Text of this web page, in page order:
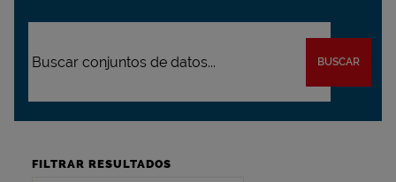
BUSCAR
FILTRAR RESULTADOS